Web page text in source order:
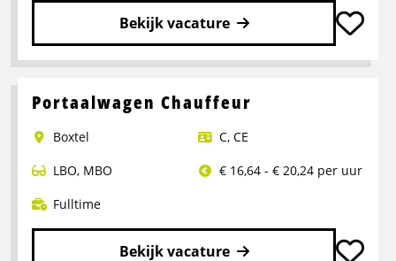
Bekijk vacature
Lees
over
CE
Portaalwagen Chauffeur
Boxtel C, CE
LBO, MBO
€ 16,64 - € 20,24 per uur
Fulltime
Bekijk vacature